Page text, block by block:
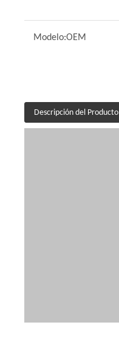
Modelo:OEM
Descripción del Producto